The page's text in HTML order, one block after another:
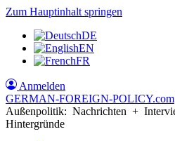
Zum Hauptinhalt springen
DE
EN
FR
Anmelden
GERMAN-FOREIGN-POLICY.com
Außenpolitik: Nachrichten +
Hintergründe